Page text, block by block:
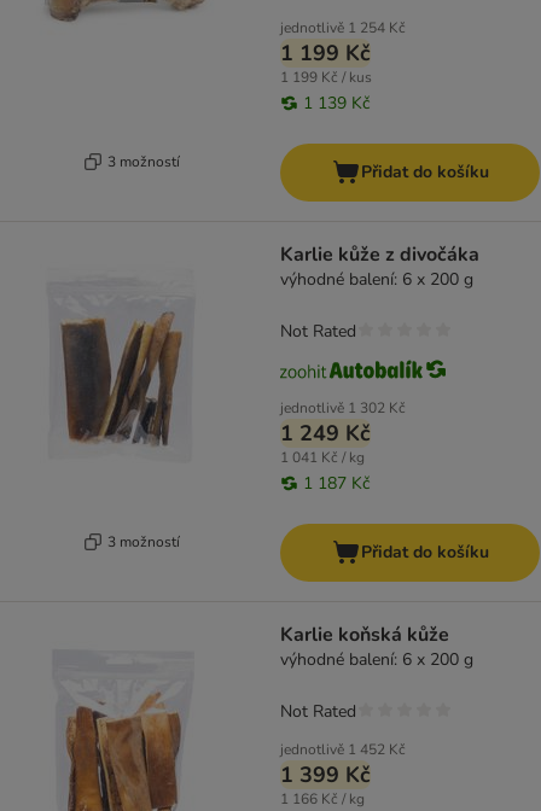
3 možností
jednotlivě 1 254 Kč
1 199 Kč
1 199 Kč / kus
1 139 Kč
Přidat do košíku
3 možností
Karlie kůže z divočáka
výhodné balení: 6 x 200 g
jednotlivě 1 302 Kč
1 249 Kč
1 041 Kč / kg
1 187 Kč
Not Rated
Přidat do košíku
Karlie koňská kůže
výhodné balení: 6 x 200 g
jednotlivě 1 452 Kč
1 399 Kč
1 166 Kč / kg
Not Rated